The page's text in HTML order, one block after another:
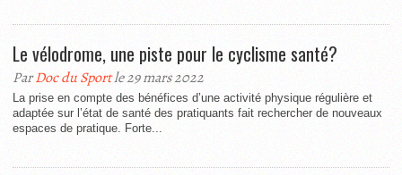
Le vélodrome, une piste pour le cyclisme santé?
ParDoc du Sportle 29 mars 2022
La prise en compte des bénéfices d’une activité physique régulière et
adaptée sur l’état de santé des pratiquants fait rechercher de nouveaux
espaces de pratique. Forte...